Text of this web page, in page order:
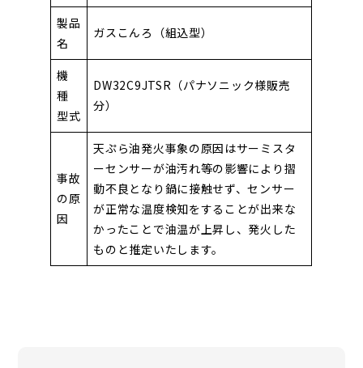
製品
名
ガスこんろ（組込型）
機
種
型式
DW32C9JTSR（パナソニック様販売
分）
事故
の原
因
天ぷら油発火事象の原因はサーミスタ
ーセンサーが油汚れ等の影響により摺
動不良となり鍋に接触せず、センサー
が正常な温度検知をすることが出来な
かったことで油温が上昇し、発火した
ものと推定いたします。